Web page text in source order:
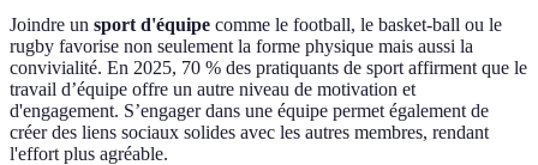
Joindre un sport d'équipe comme le football, le basket-ball ou le
rugby favorise non seulement la forme physique mais aussi la
convivialité. En 2025, 70 % des pratiquants de sport affirment que le
travail d’équipe offre un autre niveau de motivation et
d'engagement. S’engager dans une équipe permet également de
créer des liens sociaux solides avec les autres membres, rendant
l'effort plus agréable.